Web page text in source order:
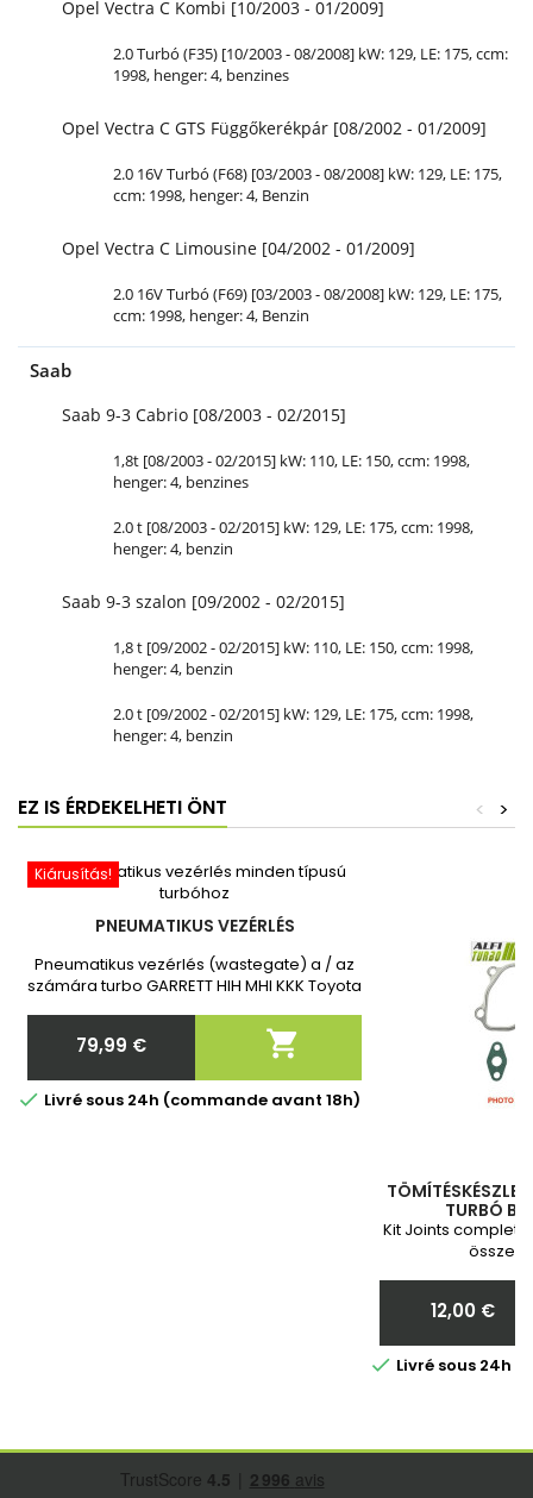
Opel Vectra C Kombi [10/2003 - 01/2009]
2.0 Turbó (F35) [10/2003 - 08/2008] kW: 129, LE: 175, ccm:
1998, henger: 4, benzines
Opel Vectra C GTS Függőkerékpár [08/2002 - 01/2009]
2.0 16V Turbó (F68) [03/2003 - 08/2008] kW: 129, LE: 175,
ccm: 1998, henger: 4, Benzin
Opel Vectra C Limousine [04/2002 - 01/2009]
2.0 16V Turbó (F69) [03/2003 - 08/2008] kW: 129, LE: 175,
ccm: 1998, henger: 4, Benzin
Saab
Saab 9-3 Cabrio [08/2003 - 02/2015]
1,8t [08/2003 - 02/2015] kW: 110, LE: 150, ccm: 1998,
henger: 4, benzines
2.0 t [08/2003 - 02/2015] kW: 129, LE: 175, ccm: 1998,
henger: 4, benzin
Saab 9-3 szalon [09/2002 - 02/2015]
1,8 t [09/2002 - 02/2015] kW: 110, LE: 150, ccm: 1998,
henger: 4, benzin
2.0 t [09/2002 - 02/2015] kW: 129, LE: 175, ccm: 1998,
henger: 4, benzin
EZ IS ÉRDEKELHETI ÖNT >
<
Kiárusítás!
PNEUMATIKUS VEZÉRLÉS
Pneumatikus vezérlés (wastegate) a / az
számára turbo GARRETT HIH MHI KKK Toyota
Megrendelés után kérjük, adja meg
nekünk a turbó pontos cikkszámát!
Ár
79,99 € 
 Livré sous 24h (commande avant 18h)
TURBÓ
Kit Joints
Ár
12,00 €
 Livré sous 24h